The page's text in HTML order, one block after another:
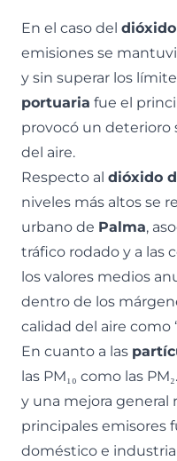
En el caso del dióxido
emisiones se
y sin superar los
portuaria fue el
provocó un deterioro
del aire.
Respecto al dióxido
niveles más altos se
urbano de Palma,
tráfico rodado y a las
los valores medios
dentro de los
calidad del aire como
En cuanto a las
las PM₁₀ como las
y una mejora general
principales emisores
doméstico e